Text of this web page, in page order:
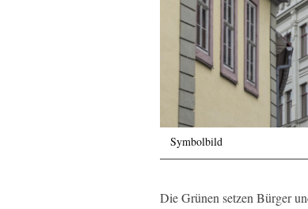
Symbolbild
Die Grünen setzen Bürger